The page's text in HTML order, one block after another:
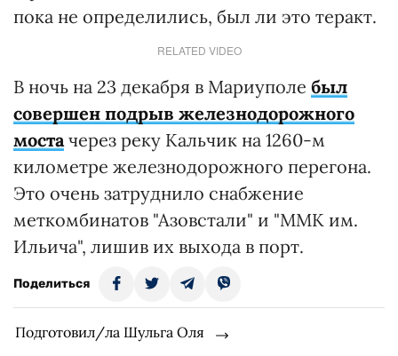
пока не определились, был ли это теракт.
RELATED VIDEO
В ночь на 23 декабря в Мариуполе был
совершен подрыв железнодорожного
мостачерез реку Кальчик на 1260-м
километре железнодорожного перегона.
Это очень затруднило снабжение
меткомбинатов "Азовстали" и "ММК им.
Ильича", лишив их выхода в порт.
Поделиться
Подготовил/ла Шульга Оля